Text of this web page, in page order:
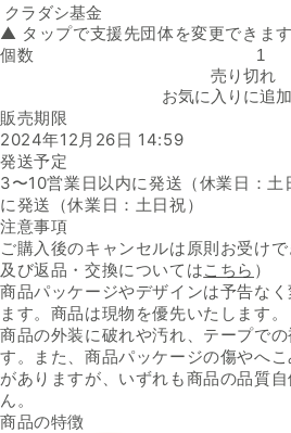
▲ タップで支援先団体を変更できます
個数TWIN ELEPHANTS「ココナッツミート
売り切れ
お気に入りに追
販売期限
2024年12月26日 14:59
発送予定
3〜10営業日以内に発送（休業日：土
に発送（休業日：土日祝）
注意事項
ご購入後のキャンセルは原則お受け
及び返品・交換についてはこちら ）
商品パッケージやデザインは予告な
ます。商品は現物を優先いたします。
商品の外装に破れや汚れ、テープで
す。また、商品パッケージの傷やへ
がありますが、いずれも商品の品質
ん。
商品の特徴